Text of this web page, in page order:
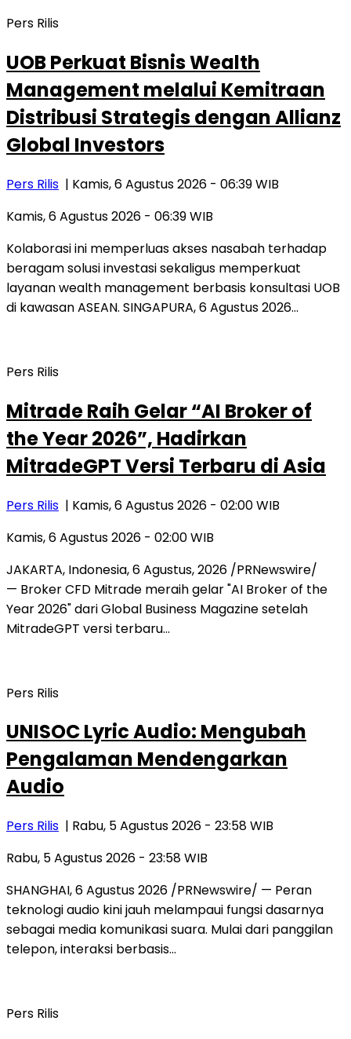
Pers Rilis
UOB Perkuat Bisnis Wealth
Management melalui Kemitraan
Distribusi Strategis dengan Allianz
Global Investors
Pers Rilis | Kamis, 6 Agustus 2026 - 06:39 WIB
Kamis, 6 Agustus 2026 - 06:39 WIB
Kolaborasi ini memperluas akses nasabah terhadap
beragam solusi investasi sekaligus memperkuat
layanan wealth management berbasis konsultasi UOB
di kawasan ASEAN. SINGAPURA, 6 Agustus 2026…
Pers Rilis
Mitrade Raih Gelar “AI Broker of
the Year 2026”, Hadirkan
MitradeGPT Versi Terbaru di Asia
Pers Rilis | Kamis, 6 Agustus 2026 - 02:00 WIB
Kamis, 6 Agustus 2026 - 02:00 WIB
JAKARTA, Indonesia, 6 Agustus, 2026 /PRNewswire/
— Broker CFD Mitrade meraih gelar "AI Broker of the
Year 2026" dari Global Business Magazine setelah
MitradeGPT versi terbaru…
Pers Rilis
UNISOC Lyric Audio: Mengubah
Pengalaman Mendengarkan
Audio
Pers Rilis | Rabu, 5 Agustus 2026 - 23:58 WIB
Rabu, 5 Agustus 2026 - 23:58 WIB
SHANGHAI, 6 Agustus 2026 /PRNewswire/ — Peran
teknologi audio kini jauh melampaui fungsi dasarnya
sebagai media komunikasi suara. Mulai dari panggilan
telepon, interaksi berbasis…
Pers Rilis